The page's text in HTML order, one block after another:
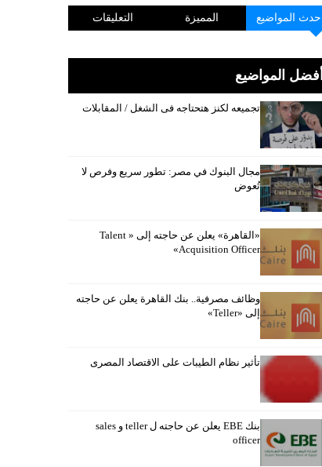
احدث المواضيع المميزة التعليقات
أفضل المواضيع
تجميعه لكنز هتحتاجه فى الشغل / المقابلات
مجال البنوك في مصر: تطور سريع وفرص لا
تُعوض
«القاهرة» يعلن عن حاجته إلى « Talent
Acquisition Officer»
وظائف مصرفية.. بنك القاهرة يعلن عن حاجته
إلى «Teller»
تأثير نظام الطيبات على الاقتصاد المصرى
بنك EBE يعلن عن حاجته ل teller و sales
officer